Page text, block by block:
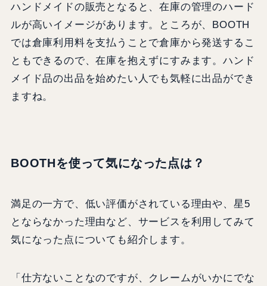
ハンドメイドの販売となると、在庫の管理のハード
ルが高いイメージがあります。ところが、BOOTH
では倉庫利用料を支払うことで倉庫から発送するこ
ともできるので、在庫を抱えずにすみます。ハンド
メイド品の出品を始めたい人でも気軽に出品ができ
ますね。
BOOTHを使って気になった点は？
満足の一方で、低い評価がされている理由や、星5
とならなかった理由など、サービスを利用してみて
気になった点についても紹介します。
「仕方ないことなのですが、クレームがいかにでな